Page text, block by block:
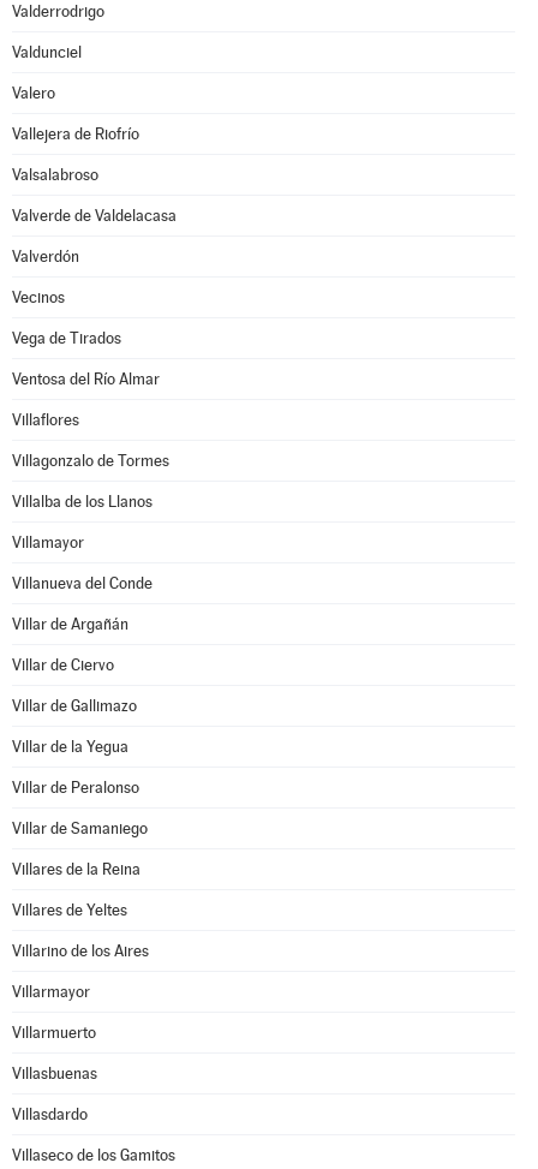
Valderrodrigo
Valdunciel
Valero
Vallejera de Riofrío
Valsalabroso
Valverde de Valdelacasa
Valverdón
Vecinos
Vega de Tirados
Ventosa del Río Almar
Villaflores
Villagonzalo de Tormes
Villalba de los Llanos
Villamayor
Villanueva del Conde
Villar de Argañán
Villar de Ciervo
Villar de Gallimazo
Villar de la Yegua
Villar de Peralonso
Villar de Samaniego
Villares de la Reina
Villares de Yeltes
Villarino de los Aires
Villarmayor
Villarmuerto
Villasbuenas
Villasdardo
Villaseco de los Gamitos